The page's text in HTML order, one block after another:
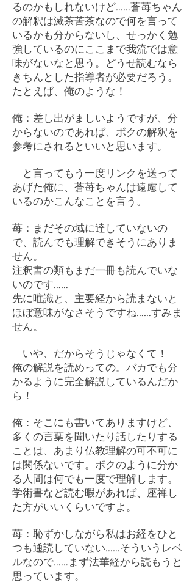
るのかもしれないけど……蒼苺ちゃん
の解釈は滅茶苦茶なので何を言って
いるかも分からないし、せっかく勉
強しているのにここまで我流では意
味がないなと思う。どうせ読むなら
きちんとした指導者が必要だろう。
たとえば、俺のような！
俺：差し出がましいようですが、分
からないのであれば、ボクの解釈を
参考にされるといいと思います。
と言ってもう一度リンクを送って
あげた俺に、蒼苺ちゃんは遠慮して
いるのかこんなことを言う。
苺：まだその域に達していないの
で、読んでも理解できそうにありま
せん。
注釈書の類もまだ一冊も読んでいな
いのです……
先に唯識と、主要経から読まないと
ほぼ意味がなさそうですね……すみま
せん。
いや、だからそうじゃなくて！
俺の解説を読めっての。バカでも分
かるように完全解説しているんだか
ら！
俺：そこにも書いてありますけど、
多くの言葉を聞いたり話したりする
ことは、あまり仏教理解の可不可に
は関係ないです。ボクのように分か
る人間は何でも一度で理解します。
学術書など読む暇があれば、座禅し
た方がいいくらいですよ。
苺：恥ずかしながら私はお経をひと
つも通読していない……そういうレベ
ルなので……まず法華経から読もうと
思っています。